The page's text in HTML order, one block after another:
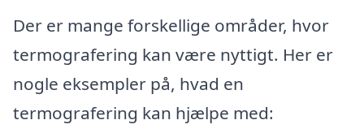
Der er mange forskellige områder, hvor
termografering kan være nyttigt. Her er
nogle eksempler på, hvad en
termografering kan hjælpe med: